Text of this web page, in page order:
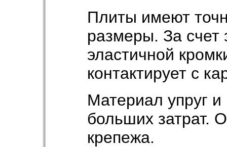
Плиты имеют
размеры. За счет
эластичной
контактирует с
Материал упруг
больших затрат.
крепежа.